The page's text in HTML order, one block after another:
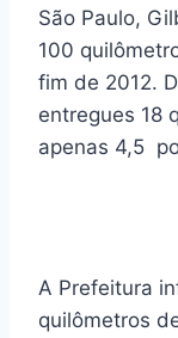
São Paulo,
100
fim de 2012.
entregues 18
apenas 4,5
A Prefeitura
quilômetros